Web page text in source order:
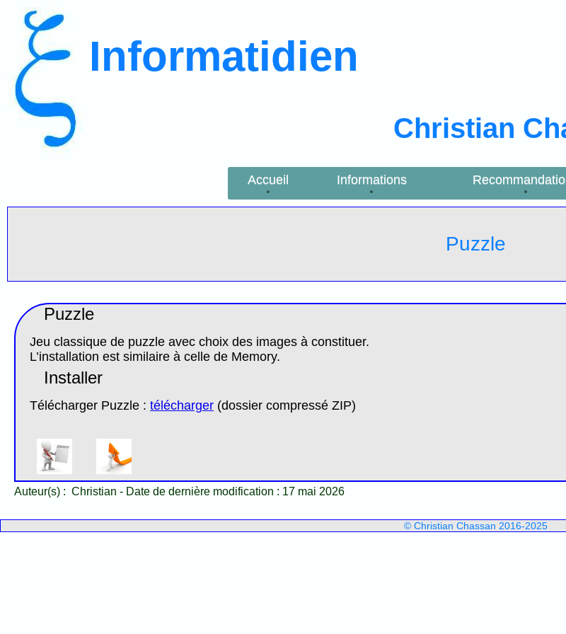
Informatidien
Christian
Accueil Informations
Puzzle
Puzzle
Jeu classique de puzzle avec choix des images à constituer.
L’installation est similaire à celle de Memory.
Installer
Télécharger Puzzle : télécharger (dossier compressé ZIP)
Auteur(s) : Christian - Date de dernière modification : 17 mai 2026
© Christian Chassan 2016-2025